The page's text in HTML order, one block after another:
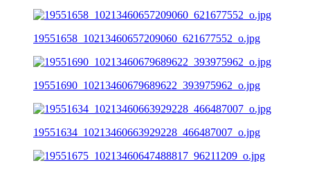
19551658_10213460657209060_621677552_o.jpg
19551690_10213460679689622_393975962_o.jpg
19551634_10213460663929228_466487007_o.jpg